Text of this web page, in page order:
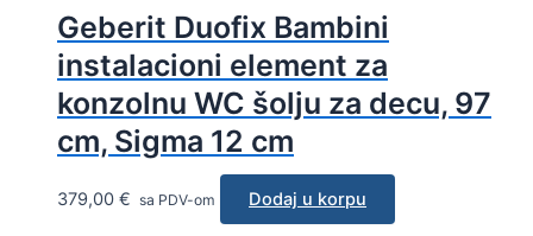
Geberit Duofix Bambini
instalacioni element za
konzolnu WC šolju za decu, 97
cm, Sigma 12 cm
379,00 € sa PDV-om Dodaj u korpu